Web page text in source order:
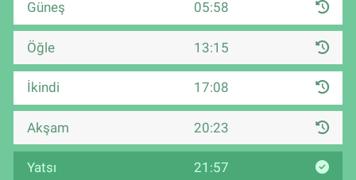
Güneş 05:58
Öğle 13:15
İkindi 17:08
Akşam 20:23
Yatsı 21:57